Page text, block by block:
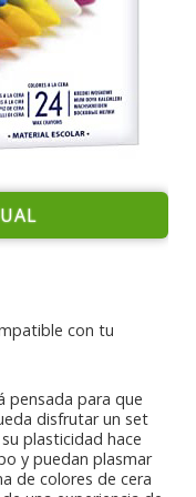
con tu
pensada para que
disfrutar un set
plasticidad hace
y puedan plasmar
de colores de cera